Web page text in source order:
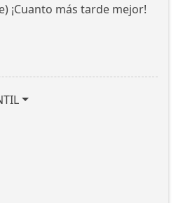
¡Cuanto más tarde mejor!